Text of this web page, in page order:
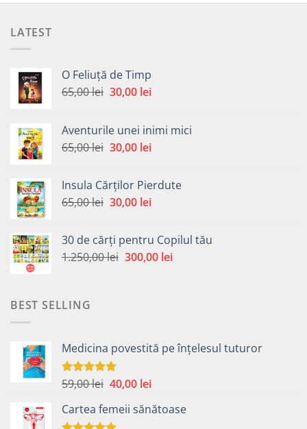
LATEST
O Feliuță de Timp
65,00lei Prețul
fost:
65,00 lei.
30,00 leiPrețul
30,00 lei.
Aventurile unei inimi mici
65,00lei Prețul
fost:
65,00 lei.
30,00 leiPrețul
30,00 lei.
Insula Cărților Pierdute
65,00lei Prețul
fost:
65,00 lei.
30,00 leiPrețul
30,00 lei.
30 de cărți pentru Copilul tău
1.250,00lei Prețul
300,00 leiPrețul
BEST SELLING
Medicina povestită pe înțelesul tuturor
Evaluat la
59,00lei Prețul
a
40,00 leiPrețul
este:
Cartea femeii sănătoase